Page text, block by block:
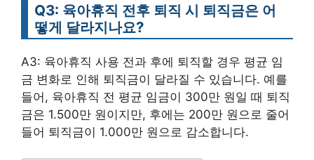
Q3: 육아휴직 전후 퇴직 시 퇴직금은 어
떻게 달라지나요?
A3: 육아휴직 사용 전과 후에 퇴직할 경우 평균 임
금 변화로 인해 퇴직금이 달라질 수 있습니다. 예를
들어, 육아휴직 전 평균 임금이 300만 원일 때 퇴직
금은 1.500만 원이지만, 후에는 200만 원으로 줄어
들어 퇴직금이 1.000만 원으로 감소합니다.